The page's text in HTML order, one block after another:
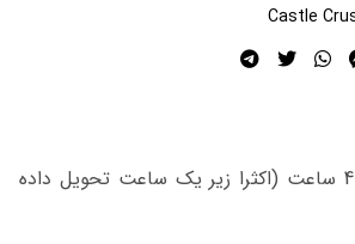
بین 15 دقیقه تا 4 ساعت (اکثرا زیر یک ساعت تحویل داده